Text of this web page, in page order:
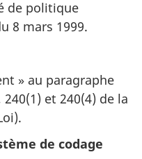
de politique
8 mars 1999.
» au paragraphe
et 240(4) de la
de codage